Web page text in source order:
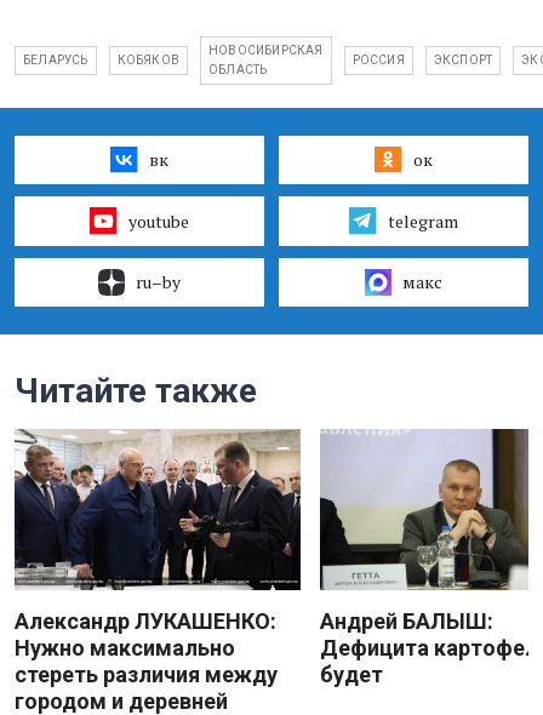
БЕЛАРУСЬ КОБЯКОВ
НОВОСИБИРСКАЯ
ОБЛАСТЬ
РОССИЯ ЭКСПОРТ
вк ок
youtube telegram
ru–by макс
Читайте также
Александр ЛУКАШЕНКО:
Нужно максимально
стереть различия между
городом и деревней
Андрей БАЛЫШ:
Дефицита
будет